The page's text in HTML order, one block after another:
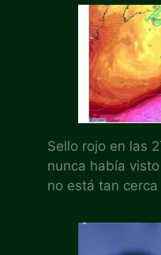
Sello rojo en las
nunca había
no está tan